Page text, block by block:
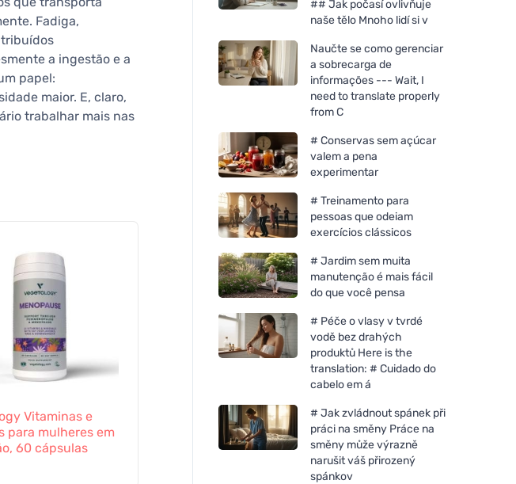
Fadiga,
a ingestão e a
papel:
maior. E, claro,
trabalhar mais nas
Vitaminas e
para mulheres em
60 cápsulas
Cytoplan METHYL FACTORS
- B1 Betaína B2 B6 Ácido
Fólico (L-Metilfolato)
Vitamina B12 e Zinco, 60
Cytoplan
Ácido fólico em
bioactiva, 60
## Jak počasí ovlivňuje
naše tělo Mnoho lidí si v
Naučte se como gerenciar
a sobrecarga de
informações --- Wait, I
need to translate properly
from C
# Conservas sem açúcar
valem a pena
experimentar
# Treinamento para
pessoas que odeiam
exercícios clássicos
# Jardim sem muita
manutenção é mais fácil
do que você pensa
# Péče o vlasy v tvrdé
vodě bez drahých
produktů Here is the
translation: # Cuidado do
cabelo em á
# Jak zvládnout spánek při
práci na směny Práce na
směny může výrazně
narušit váš přirozený
spánkov